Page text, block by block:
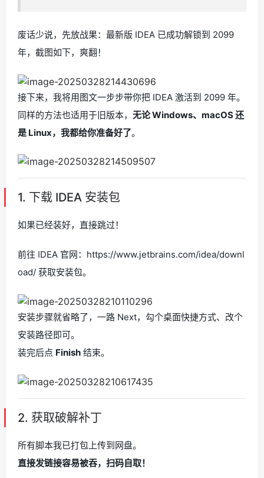
废话少说，先放战果：最新版 IDEA 已成功解锁到 2099
年，截图如下，爽翻！
接下来，我将用图文一步步带你把 IDEA 激活到 2099 年。
同样的方法也适用于旧版本， 无论 Windows、macOS 还
是 Linux，我都给你准备好了。
1. 下载 IDEA 安装包
如果已经装好，直接跳过！
前往 IDEA 官网：https://www.jetbrains.com/idea/downl
oad/ 获取安装包。
安装步骤就省略了，一路 Next，勾个桌面快捷方式、改个
安装路径即可。
装完后点 Finish 结束。
2. 获取破解补丁
所有脚本我已打包上传到网盘。
直接发链接容易被吞，扫码自取！